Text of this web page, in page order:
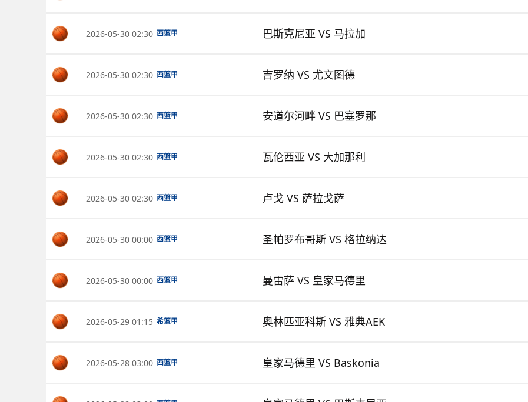
2026-05-30 02:30 西篮甲 巴斯克尼亚 VS 马拉加
2026-05-30 02:30 西篮甲 吉罗纳 VS 尤文图德
2026-05-30 02:30 西篮甲 安道尔河畔 VS 巴塞罗那
2026-05-30 02:30 西篮甲 瓦伦西亚 VS 大加那利
2026-05-30 02:30 西篮甲 卢戈 VS 萨拉戈萨
2026-05-30 00:00 西篮甲 圣帕罗布哥斯 VS 格拉纳达
2026-05-30 00:00 西篮甲 曼雷萨 VS 皇家马德里
2026-05-29 01:15 希篮甲 奥林匹亚科斯 VS 雅典AEK
2026-05-28 03:00 西篮甲 皇家马德里 VS Baskonia